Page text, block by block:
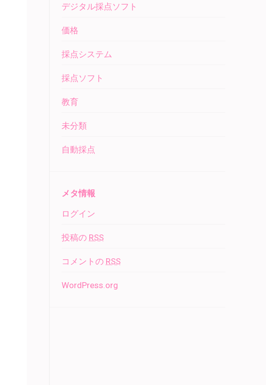
デジタル採点ソフト
価格
採点システム
採点ソフト
教育
未分類
自動採点
メタ情報
ログイン
投稿の RSS
コメントの RSS
WordPress.org